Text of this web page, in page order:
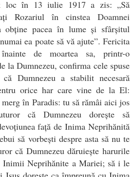
loc în 13 iulie 1917 a zis: „Să
Rozariul în cinstea Doamnei
obține pacea în lume și sfârșitul
ea poate să vă ajute”. Fericita
de moartea sa, printr-o
la Dumnezeu, confirma cele spuse
Dumnezeu a stabilit necesară
orice har care vine de la El:
în Paradis: tu să rămâi aici jos
că Dumnezeu dorește să
față de Inima Neprihănită
să vorbești despre asta să nu te
că Dumnezeu dăruiește harurile
Inimii Neprihănite a Mariei; să i le